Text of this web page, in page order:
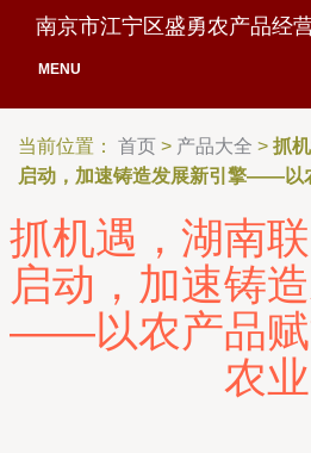
南京市江宁区盛勇农产品经
MENU
当前位置： 首页 > 产品大全 > 抓
启动，加速铸造发展新引擎——以
抓机遇，湖南
启动，加速铸
——以农产品赋
农业